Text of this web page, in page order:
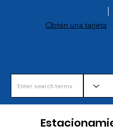
Obtén una tarjeta